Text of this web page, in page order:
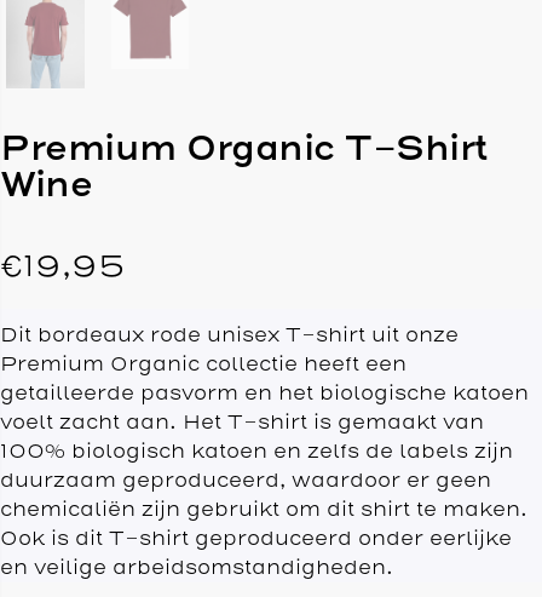
Premium Organic T-Shirt
Wine
€19,95
Dit bordeaux rode unisex T-shirt uit onze
Premium Organic collectie heeft een
getailleerde pasvorm en het biologische katoen
voelt zacht aan. Het T-shirt is gemaakt van
100% biologisch katoen en zelfs de labels zijn
duurzaam geproduceerd, waardoor er geen
chemicaliën zijn gebruikt om dit shirt te maken.
Ook is dit T-shirt geproduceerd onder eerlijke
en veilige arbeidsomstandigheden.